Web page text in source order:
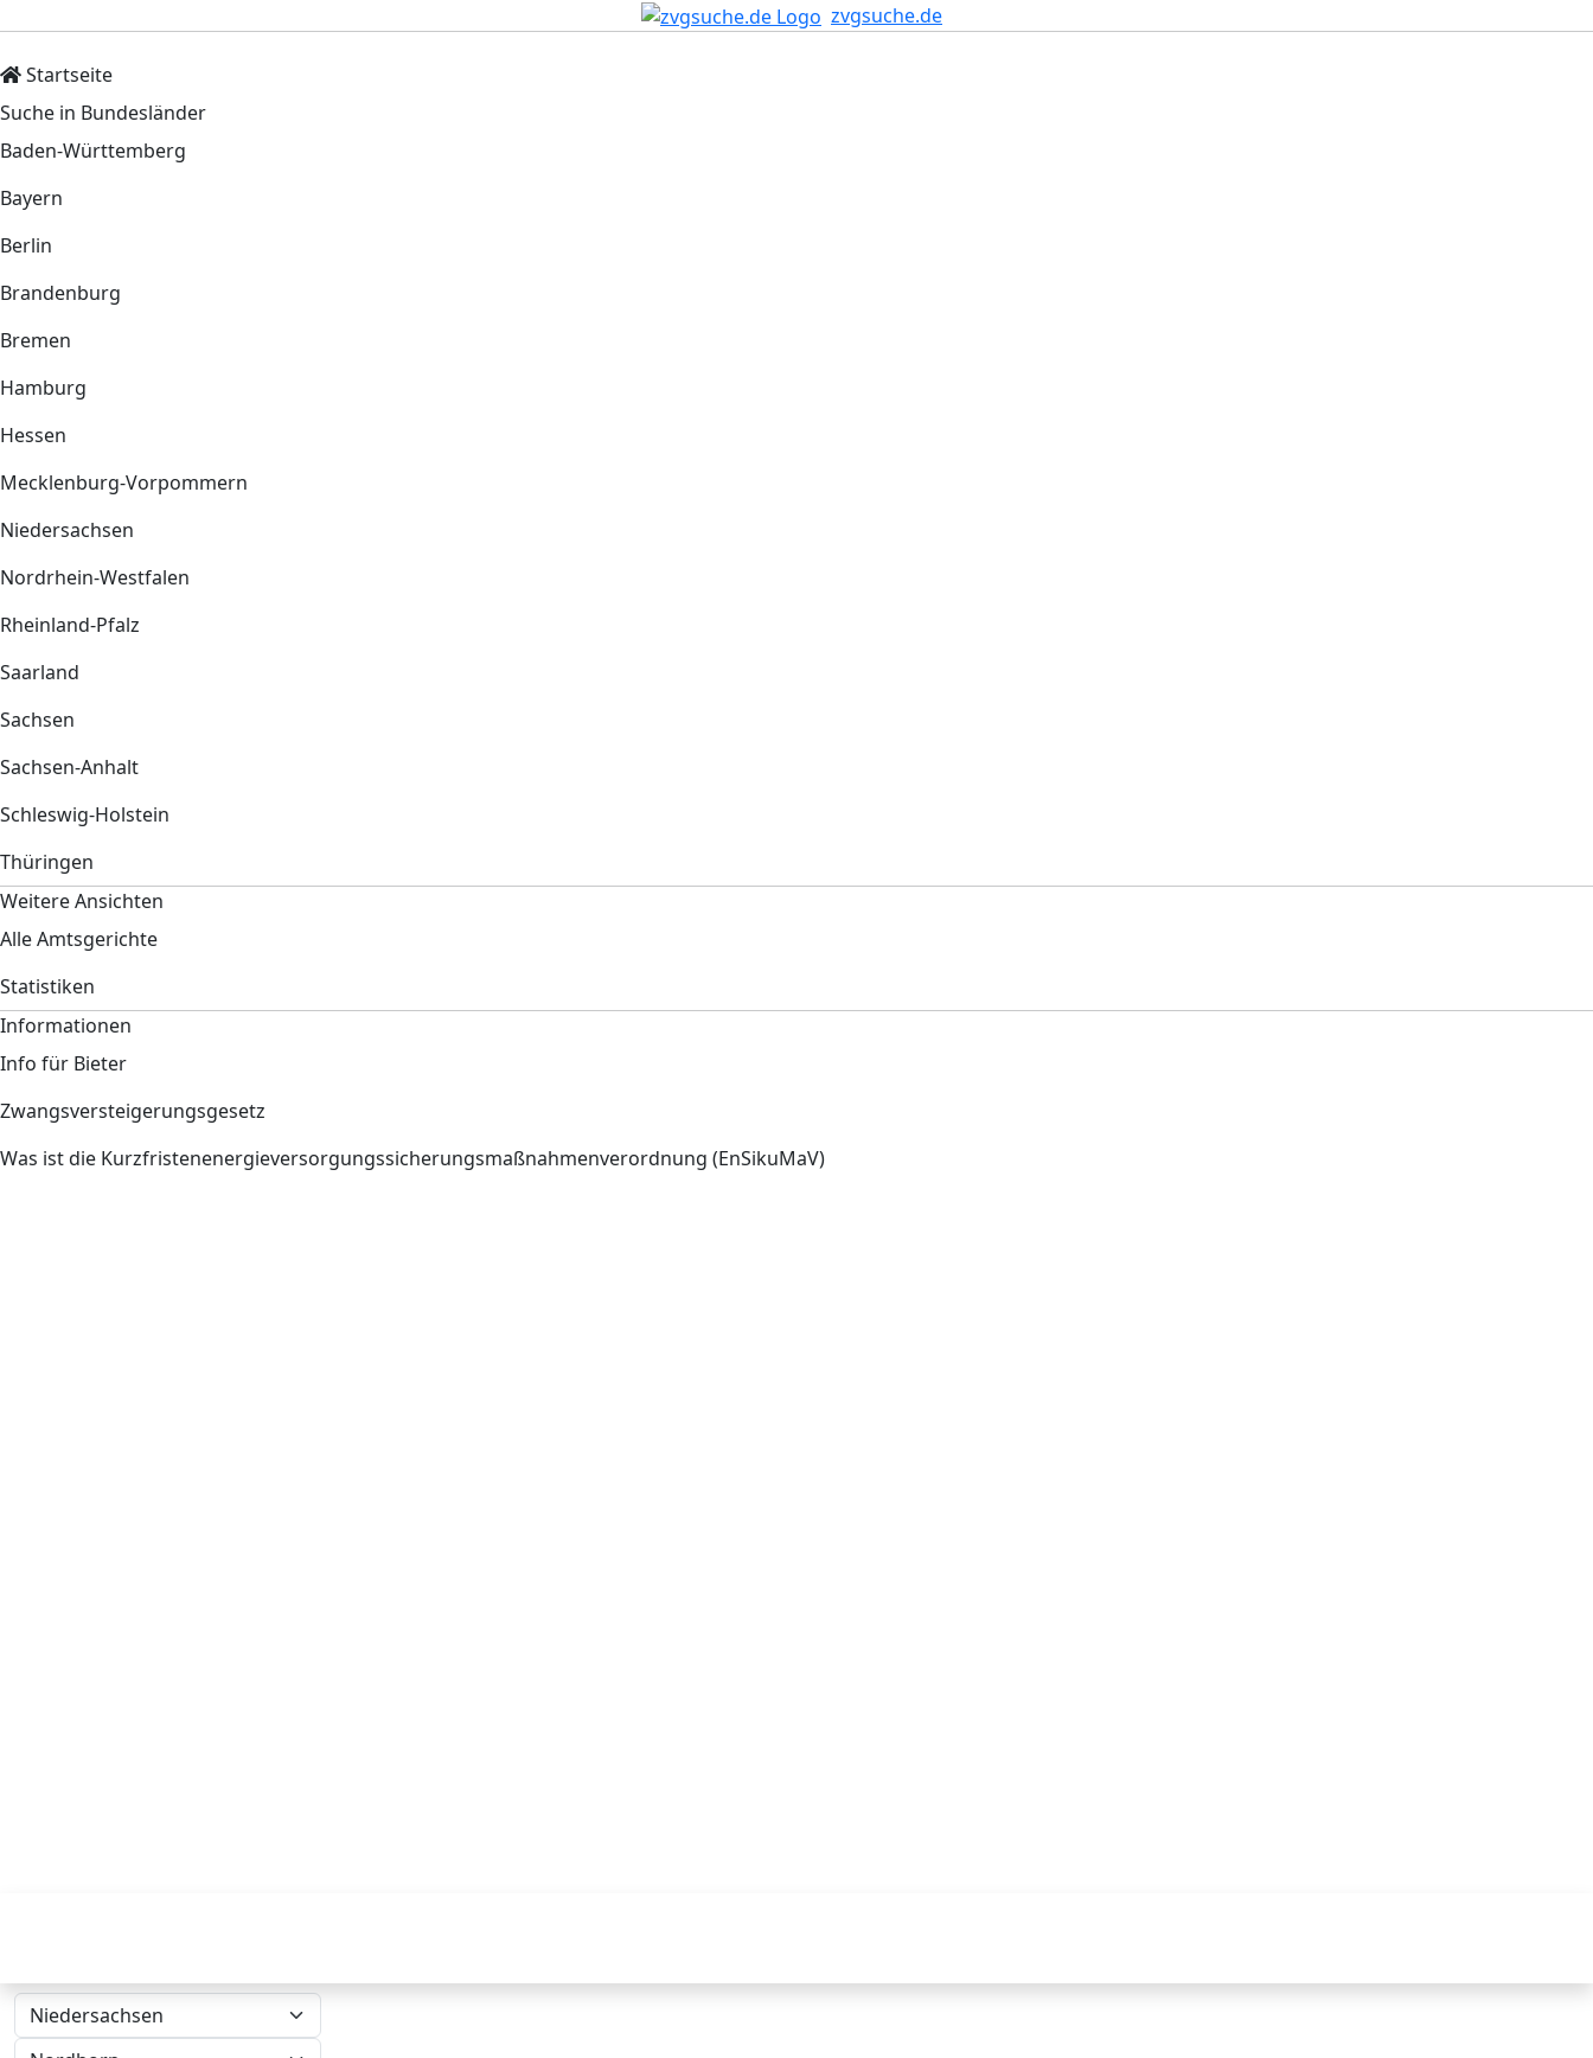
zvgsuche.de
Startseite
Suche in Bundesländer
Baden-Württemberg
Bayern
Berlin
Brandenburg
Bremen
Hamburg
Hessen
Mecklenburg-Vorpommern
Niedersachsen
Nordrhein-Westfalen
Rheinland-Pfalz
Saarland
Sachsen
Sachsen-Anhalt
Schleswig-Holstein
Thüringen
Weitere Ansichten
Alle Amtsgerichte
Statistiken
Informationen
Info für Bieter
Zwangsversteigerungsgesetz
Was ist die Kurzfristenenergieversorgungssicherungsmaßnahmenverordnung (EnSikuMaV)